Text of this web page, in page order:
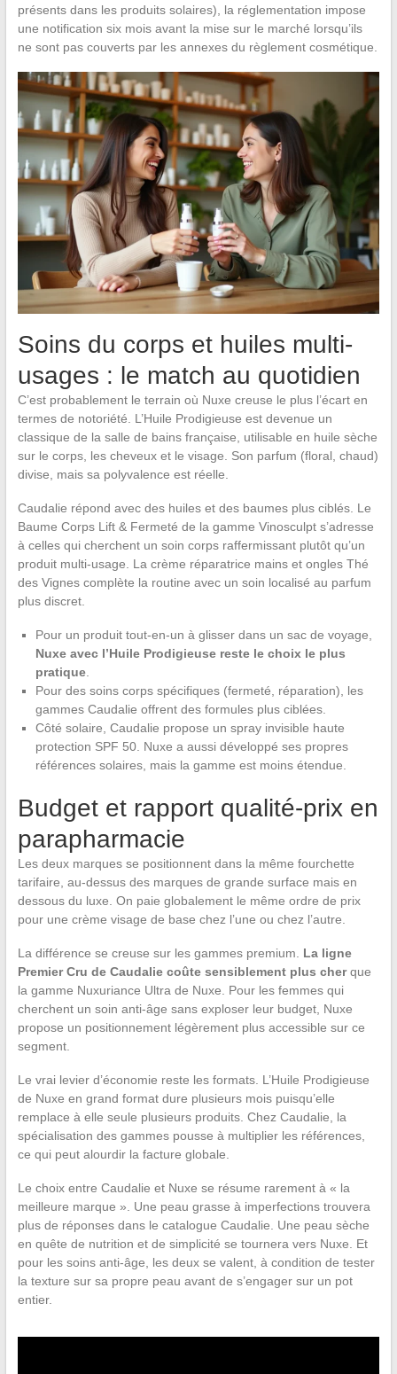
présents dans les produits solaires), la réglementation impose
une notification six mois avant la mise sur le marché lorsqu’ils
ne sont pas couverts par les annexes du règlement cosmétique.
Soins du corps et huiles multi-
usages : le match au quotidien
C’est probablement le terrain où Nuxe creuse le plus l’écart en
termes de notoriété. L’Huile Prodigieuse est devenue un
classique de la salle de bains française, utilisable en huile sèche
sur le corps, les cheveux et le visage. Son parfum (floral, chaud)
divise, mais sa polyvalence est réelle.
Caudalie répond avec des huiles et des baumes plus ciblés. Le
Baume Corps Lift & Fermeté de la gamme Vinosculpt s’adresse
à celles qui cherchent un soin corps raffermissant plutôt qu’un
produit multi-usage. La crème réparatrice mains et ongles Thé
des Vignes complète la routine avec un soin localisé au parfum
plus discret.
Pour un produit tout-en-un à glisser dans un sac de voyage,
Nuxe avec l’Huile Prodigieuse reste le choix le plus
pratique.
Pour des soins corps spécifiques (fermeté, réparation), les
gammes Caudalie offrent des formules plus ciblées.
Côté solaire, Caudalie propose un spray invisible haute
protection SPF 50. Nuxe a aussi développé ses propres
références solaires, mais la gamme est moins étendue.
Budget et rapport qualité-prix en
parapharmacie
Les deux marques se positionnent dans la même fourchette
tarifaire, au-dessus des marques de grande surface mais en
dessous du luxe. On paie globalement le même ordre de prix
pour une crème visage de base chez l’une ou chez l’autre.
La différence se creuse sur les gammes premium. La ligne
Premier Cru de Caudalie coûte sensiblement plus cherque
la gamme Nuxuriance Ultra de Nuxe. Pour les femmes qui
cherchent un soin anti-âge sans exploser leur budget, Nuxe
propose un positionnement légèrement plus accessible sur ce
segment.
Le vrai levier d’économie reste les formats. L’Huile Prodigieuse
de Nuxe en grand format dure plusieurs mois puisqu’elle
remplace à elle seule plusieurs produits. Chez Caudalie, la
spécialisation des gammes pousse à multiplier les références,
ce qui peut alourdir la facture globale.
Le choix entre Caudalie et Nuxe se résume rarement à « la
meilleure marque ». Une peau grasse à imperfections trouvera
plus de réponses dans le catalogue Caudalie. Une peau sèche
en quête de nutrition et de simplicité se tournera vers Nuxe. Et
pour les soins anti-âge, les deux se valent, à condition de tester
la texture sur sa propre peau avant de s’engager sur un pot
entier.